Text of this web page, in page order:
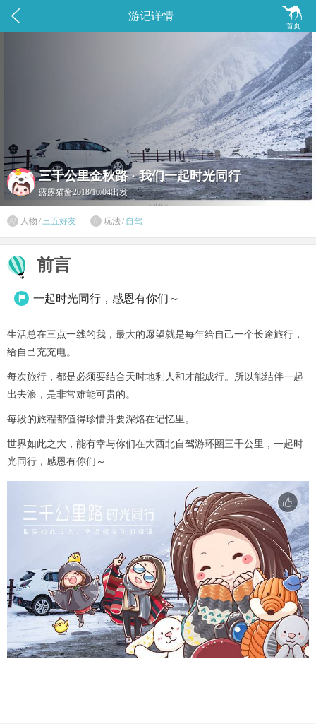
 
首页
游记详情
三千公里金秋路 · 我们一起时光同行
露露猫酱2018/10/04出发
 人物 / 三五好友  玩法 / 自驾
前言
 一起时光同行，感恩有你们～
生活总在三点一线的我，最大的愿望就是每年给自己一个长途旅行，
给自己充充电。
每次旅行，都是必须要结合天时地利人和才能成行。所以能结伴一起
出去浪，是非常难能可贵的。
每段的旅程都值得珍惜并要深烙在记忆里。
世界如此之大，能有幸与你们在大西北自驾游环圈三千公里，一起时
光同行，感恩有你们～